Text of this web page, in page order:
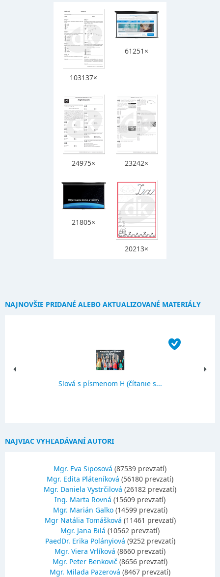
103137×
61251×
24975× 23242×
21805×
20213×
NAJNOVŠIE PRIDANÉ ALEBO AKTUALIZOVANÉ MATERIÁLY
Slová s písmenom H (čítanie s...
NAJVIAC VYHĽADÁVANÍ AUTORI
Mgr. Eva Siposová (87539 prevzatí)
Mgr. Edita Pláteníková (56180 prevzatí)
Mgr. Daniela Vystrčilová (26182 prevzatí)
Ing. Marta Rovná (15609 prevzatí)
Mgr. Marián Galko(14599 prevzatí)
Mgr Natália Tomášková (11461 prevzatí)
Mgr. Jana Bilá (10562 prevzatí)
PaedDr. Erika Polányiová (9252 prevzatí)
Mgr. Viera Vrlíková (8660 prevzatí)
Mgr. Peter Benkovič (8656 prevzatí)
Mgr. Milada Pazerová (8467 prevzatí)